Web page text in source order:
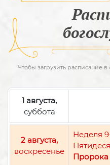
Чтобы загрузить расписание
1 августа,
суббота
2 августа,
воскресенье
Неделя